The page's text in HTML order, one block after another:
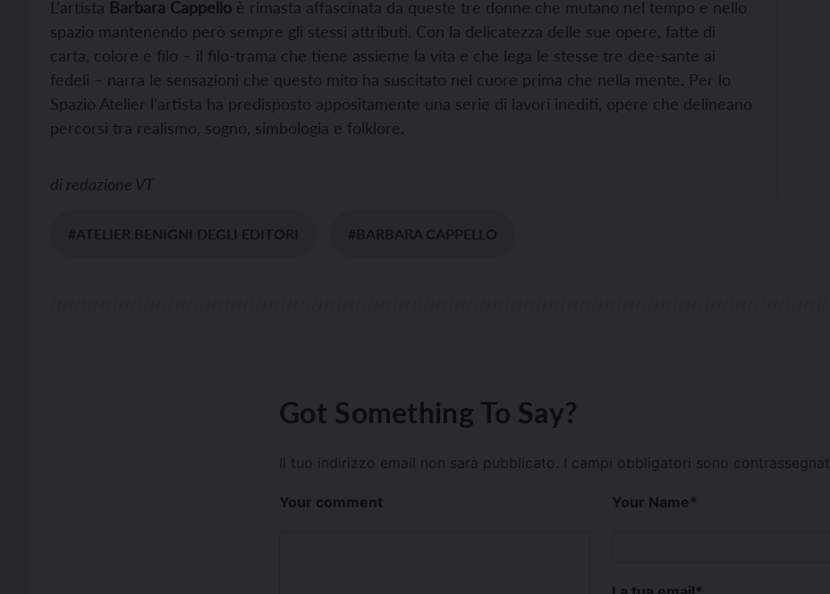
L’artista Barbara Cappello è rimasta affascinata da queste tre donne che mutano nel tempo e nello
spazio mantenendo però sempre gli stessi attributi. Con la delicatezza delle sue opere, fatte di
carta, colore e filo – il filo-trama che tiene assieme la vita e che lega le stesse tre dee-sante ai
fedeli – narra le sensazioni che questo mito ha suscitato nel cuore prima che nella mente. Per lo
Spazio Atelier l’artista ha predisposto appositamente una serie di lavori inediti, opere che delineano
percorsi tra realismo, sogno, simbologia e folklore.
di redazione VT
#ATELIER BENIGNI DEGLI EDITORI #BARBARA CAPPELLO
Got Something To Say?
Il tuo indirizzo email non sarà pubblicato. I campi obbligatori sono contrassegnati
Your comment Your Name*